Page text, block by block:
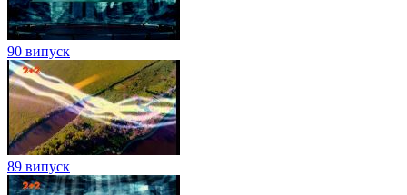
90 випуск
89 випуск